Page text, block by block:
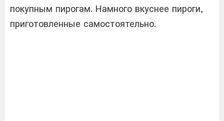
покупным пирогам. Намного вкуснее пироги,
приготовленные самостоятельно.